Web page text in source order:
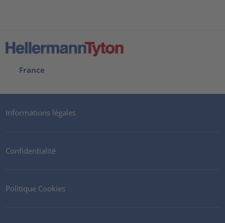
France
Informations légales
Confidentialité
Politique Cookies